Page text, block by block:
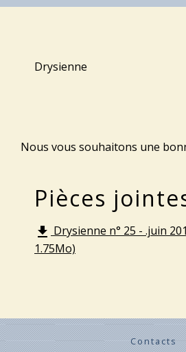
Drysienne
Nous vous souhaitons une
Pièces
file_download Drysienne n° 25 - .juin
1.75Mo)
Contacts